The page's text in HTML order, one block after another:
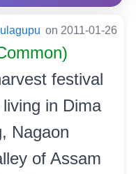
on 2011-01-26
festival
in Dima
Nagaon
of Assam